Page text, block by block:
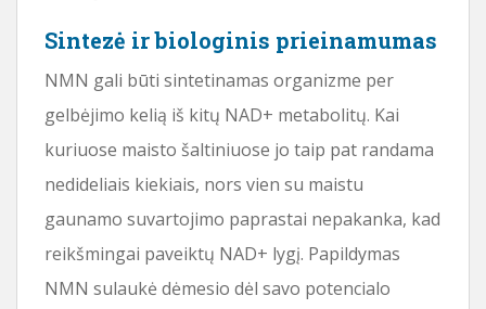
Sintezė ir biologinis prieinamumas
NMN gali būti sintetinamas organizme per
gelbėjimo kelią iš kitų NAD+ metabolitų. Kai
kuriuose maisto šaltiniuose jo taip pat randama
nedideliais kiekiais, nors vien su maistu
gaunamo suvartojimo paprastai nepakanka, kad
reikšmingai paveiktų NAD+ lygį. Papildymas
NMN sulaukė dėmesio dėl savo potencialo